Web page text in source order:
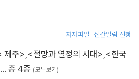
를 모셔 오는데….
다를 보며 향기로운 커피를 한 잔 마신
을 일시 지급한다는 등대지기 일을 시
저자파일 신간알림 신청
제주> <절망과 열정의 시대> <한국
… 총 4종 (모두보기)